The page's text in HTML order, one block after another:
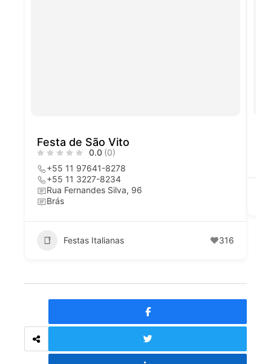
Festa de São Vito
0.0 (0)
+55 11 97641-8278
+55 11 3227-8234
Rua Fernandes Silva, 96
Brás
Festas Italianas 316